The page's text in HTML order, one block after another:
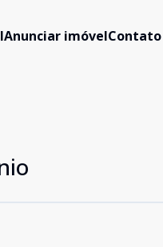
Anunciar imóvelContato